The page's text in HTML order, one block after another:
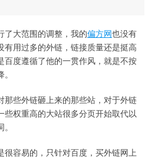
了大范围的调整，我的偏方网也没有
有用过多的外链，链接质量还是挺高
百度遵循了他的一贯作风，就是不按
那些外链砸上来的那些站，对于外链
些权重高的大站很多分页开始取代以
很容易的，只针对百度，买外链网上